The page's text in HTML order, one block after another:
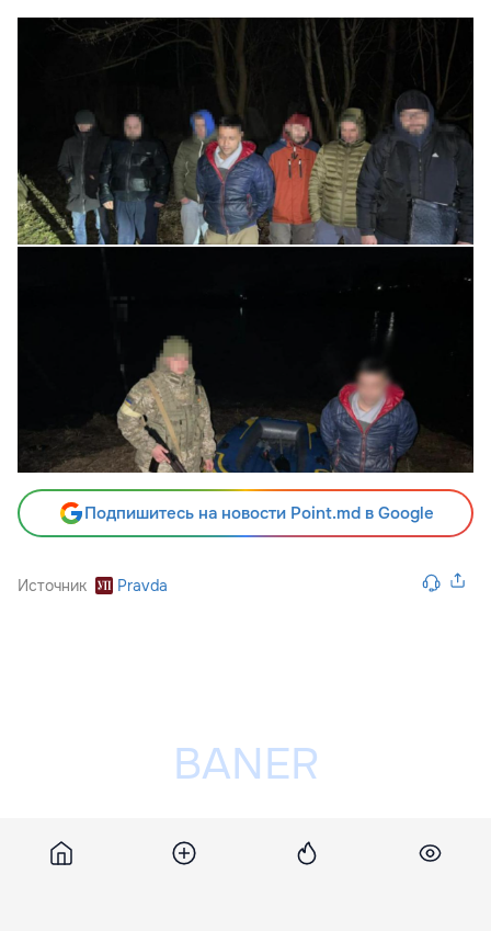
Подпишитесь на новости Point.md в Google
Источник Pravda